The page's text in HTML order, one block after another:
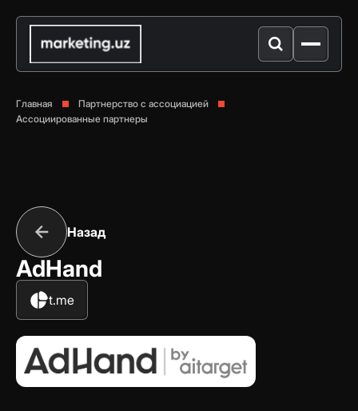
Главная
Партнерство с ассоциацией
Ассоциированные партнеры
Назад
AdHand
t.me